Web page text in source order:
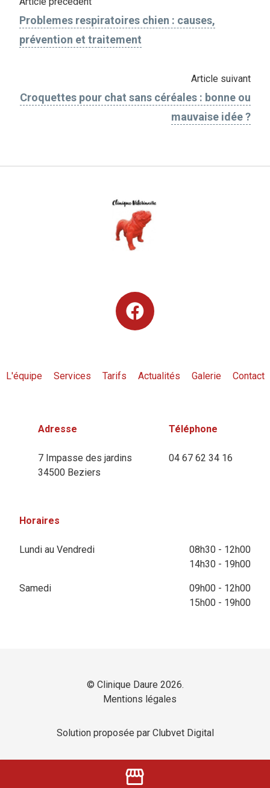
Problemes respiratoires chien : causes,
prévention et traitement
Article suivant
Croquettes pour chat sans céréales : bonne ou
mauvaise idée ?
storefront
L'équipe Services Tarifs Actualités Galerie Contact
Adresse
7 Impasse des jardins
34500 Beziers
Téléphone
04 67 62 34 16
Horaires
Lundi au Vendredi
08h30 - 12h00
14h30 - 19h00
Samedi
09h00 - 12h00
15h00 - 19h00
© Clinique Daure 2026.
Mentions légales
Solution proposée par Clubvet Digital